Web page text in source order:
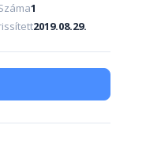
1
2019.08.29.